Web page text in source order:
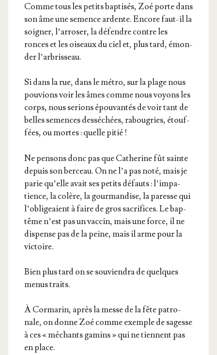
Comme tous les petits bap­ti­sés, Zoé porte dans
son âme une semence ardente. Encore faut-il la
soi­gner, l’ar­ro­ser, la défendre contre les
ronces et les oiseaux du ciel et, plus tard, émon­
der l’arbrisseau.
Si dans la rue, dans le métro, sur la plage nous
pou­vions voir les âmes comme nous voyons les
corps, nous serions épou­van­tés de voir tant de
belles semences des­sé­chées, rabou­gries, étouf­
fées, ou mortes : quelle pitié !
Ne pen­sons donc pas que Cathe­rine fût sainte
depuis son ber­ceau. On ne l’a pas noté, mais je
parie qu’elle avait ses petits défauts : l’im­pa­
tience, la colère, la gour­man­dise, la paresse qui
l’o­bli­geaient à faire de gros sacri­fices. Le bap­
tême n’est pas un vac­cin, mais une force, il ne
dis­pense pas de la peine, mais il arme pour la
victoire.
Bien plus tard on se sou­vien­dra de quelques
menus traits.
À Cor­ma­rin, après la messe de la fête patro­
nale, on donne Zoé comme exemple de sagesse
à ces « méchants gamins » qui ne tiennent pas
en place.